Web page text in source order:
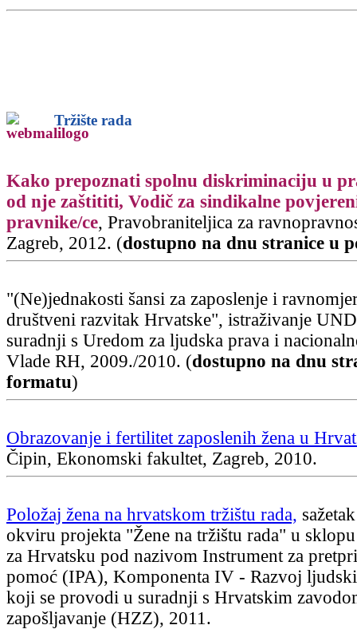
Tržište rada
Kako prepoznati spolnu diskriminaciju u
od nje zaštititi, Vodič za sindikalne
pravnike/ce, Pravobraniteljica za
Zagreb, 2012. (dostupno na dnu stranice u
"(Ne)jednakosti šansi za zaposlenje i
društveni razvitak Hrvatske", istraživanje
suradnji s Uredom za ljudska prava i
Vlade RH, 2009./2010. (dostupno na dnu
formatu)
Obrazovanje i fertilitet zaposlenih žena u
Čipin, Ekonomski fakultet, Zagreb, 2010.
Položaj žena na hrvatskom tržištu rada,
okviru projekta "Žene na tržištu rada" u
za Hrvatsku pod nazivom Instrument za
pomoć (IPA), Komponenta IV - Razvoj
koji se provodi u suradnji s Hrvatskim
zapošljavanje (HZZ), 2011.